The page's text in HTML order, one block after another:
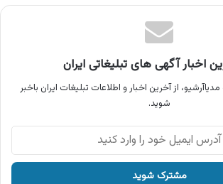
اخبار آگهی های تبلیغاتی ایران
از آخرین اخبار و اطلاعات تبلیغات ایران باخبر
شوید.